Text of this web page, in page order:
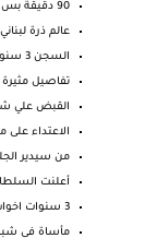
90 دقيقة بس كانت كفيلة أن 150 طيارة أمريكية تقتحم ...
عالم ذرة
السجن 3 سنوات لسيدة لاتهامها باستعمال القوة مع شخص...
تفاصيل
القبض علي
الاعتداء
من سيدير الجلسة
أعلنت
3 سنوات اخوات مبيسألوش على اخوهم وفي الآخر طلع ميـ...
مأساة في